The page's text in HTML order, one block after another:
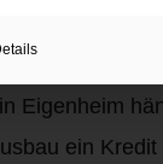
von der
Eigenheim
ein